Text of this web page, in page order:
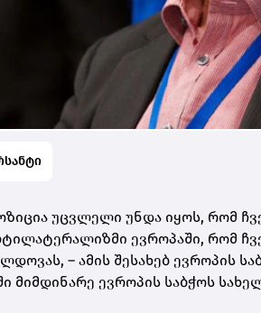
უცვლელი უნდა იყოს, რომ
ევროპაში, რომ
– ამის შესახებ ევროპის
მიმდინარე ევროპის საბჭოს